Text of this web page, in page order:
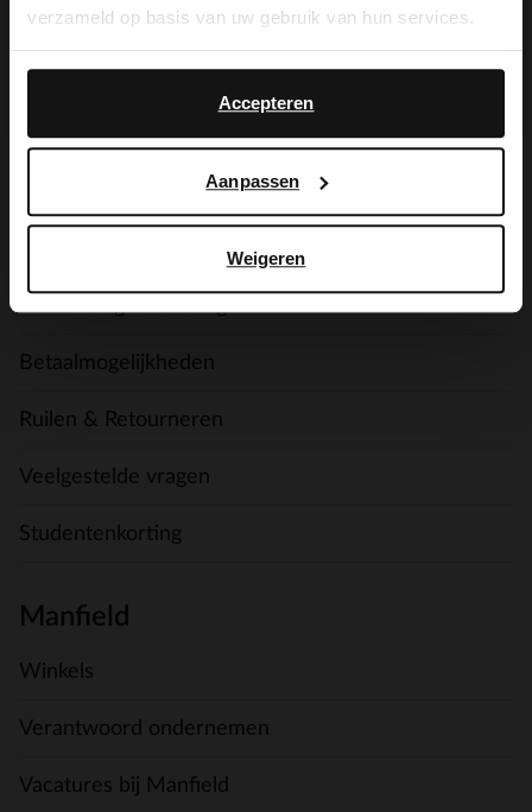
verzameld op basis van uw gebruik van hun services.
Accepteren
Aanpassen
Weigeren
MELD JE AAN VOOR MY MANFIELD
Betaalmogelijkheden
Ruilen & Retourneren
Veelgestelde vragen
Studentenkorting
Manfield
Winkels
Verantwoord ondernemen
Vacatures bij Manfield
English